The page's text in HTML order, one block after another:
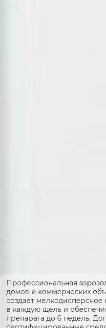
Профессиональная
домов и коммерческих
создаёт мелкодисперсное
в каждую щель и
препарата до 6 недель.